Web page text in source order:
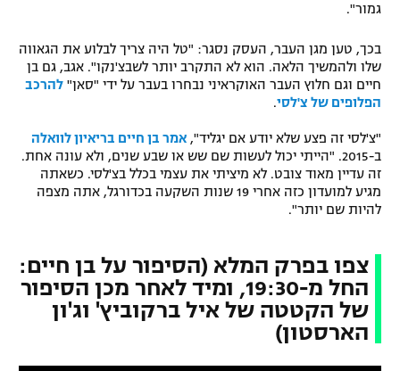
רשיון להקרנה פומבית לבית עסק
הצטרפות לחבילת הערוצים
לוח דרושים – ג'ובנט
תגיות
גמור".
בכך, טען מגן העבר, העסק נסגר: "טל היה צריך לבלוע את הגאווה
שלו ולהמשיך הלאה. הוא לא התקרב יותר לשבצ'נקו". אגב, גם בן
חיים וגם חלוץ העבר האוקראיני נבחרו בעבר על ידי "סאן" להרכב
הפלופים של צ'לסי.
"צ'לסי זה פצע שלא יודע אם יגליד", אמר בן חיים בריאיון לוואלה
ב-2015. "הייתי יכול לעשות שם שש או שבע שנים, ולא עונה אחת.
זה עדיין מאוד צובט. לא מיציתי את עצמי בכלל בצ'לסי. כשאתה
מגיע למועדון כזה אחרי 19 שנות השקעה בכדורגל, אתה מצפה
להיות שם יותר".
צפו בפרק המלא (הסיפור על בן חיים:
החל מ-19:30, ומיד לאחר מכן הסיפור
של הקטטה של איל ברקוביץ' וג'ון
הארסטון)